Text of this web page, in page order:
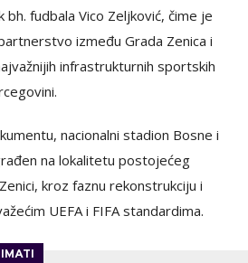
bh. fudbala Vico Zeljković, čime je
između Grada Zenica i
infrastrukturnih sportskih
nacionalni stadion Bosne i
na lokalitetu postojećeg
kroz faznu rekonstrukciju i
UEFA i FIFA standardima.